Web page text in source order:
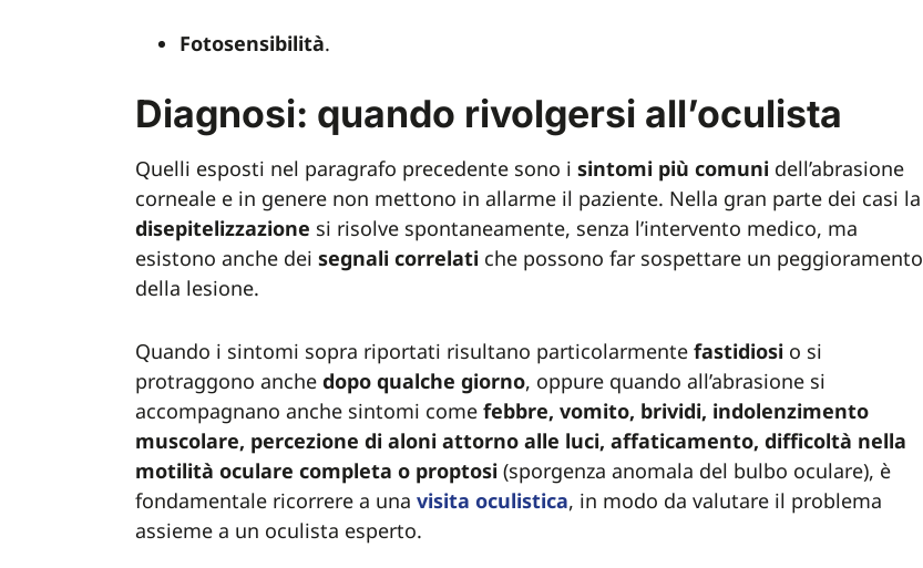
Fotosensibilità.
Diagnosi: quando rivolgersi all’oculista
Quelli esposti nel paragrafo precedente sono i sintomi più comuni dell’abrasione
corneale e in genere non mettono in allarme il paziente. Nella gran parte dei casi la
disepitelizzazione si risolve spontaneamente, senza l’intervento medico, ma
esistono anche dei segnali correlati che possono far sospettare un peggioramento
della lesione.
Quando i sintomi sopra riportati risultano particolarmente fastidiosi o si
protraggono anche dopo qualche giorno, oppure quando all’abrasione si
accompagnano anche sintomi come febbre, vomito, brividi, indolenzimento
muscolare, percezione di aloni attorno alle luci, affaticamento, difficoltà nella
motilità oculare completa o proptosi (sporgenza anomala del bulbo oculare), è
fondamentale ricorrere a una visita oculistica, in modo da valutare il problema
assieme a un oculista esperto.